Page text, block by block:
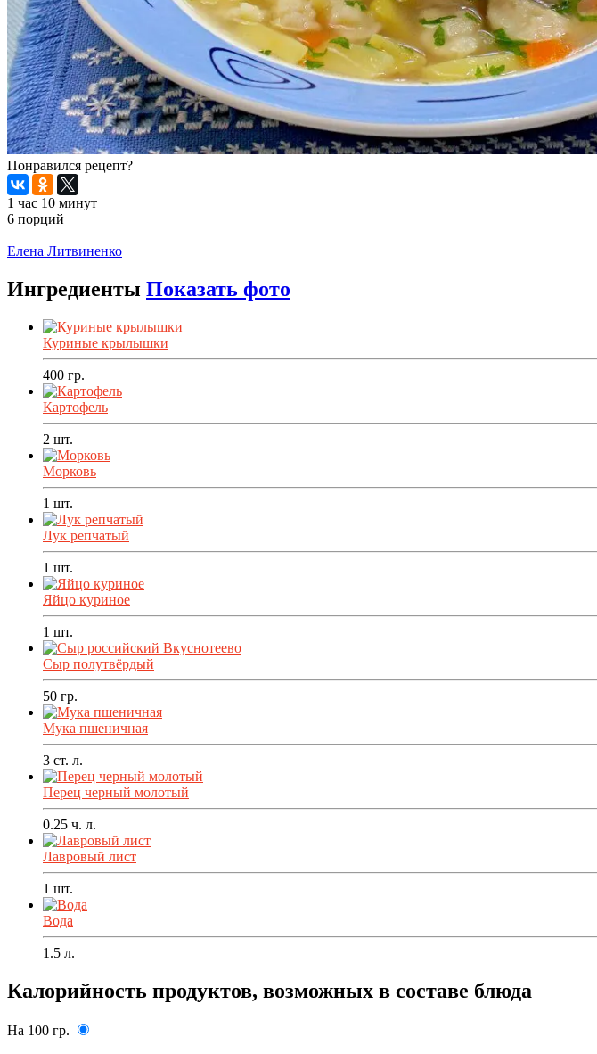
Понравился рецепт?
1 час 10 минут
6 порций
Елена Литвиненко
Ингредиенты Показать фото
Куриные крылышки
400 гр.
Картофель
2 шт.
Морковь
1 шт.
Лук репчатый
1 шт.
Яйцо куриное
1 шт.
Сыр полутвёрдый
50 гр.
Мука пшеничная
3 ст. л.
Перец черный молотый
0.25 ч. л.
Лавровый лист
1 шт.
Вода
1.5 л.
Калорийность продуктов, возможных в составе блюда
На 100 гр.